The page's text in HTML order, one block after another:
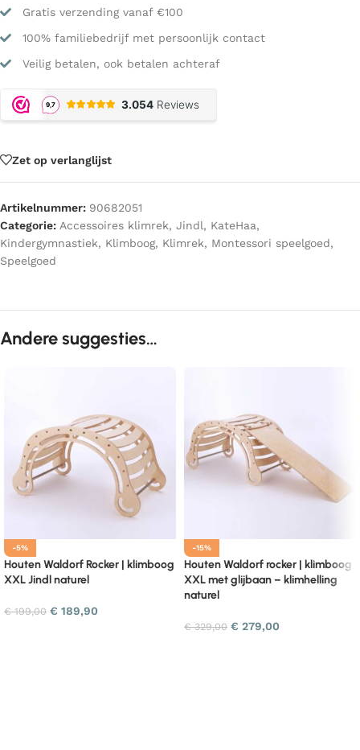
Gratis verzending vanaf €100
100% familiebedrijf met persoonlijk contact
Veilig betalen, ook betalen achteraf
Zet op verlanglijst
Artikelnummer: 90682051
Categorie: Accessoires klimrek, Jindl, KateHaa,
Kindergymnastiek, Klimboog, Klimrek, Montessori speelgoed,
Speelgoed
Andere suggesties…
-5%
Houten Waldorf Rocker | klimboog
XXL Jindl naturel
€199,00 € 189,90
-15%
Houten Waldorf rocker | klimboog
XXL met glijbaan – klimhelling
naturel
€329,00 € 279,00